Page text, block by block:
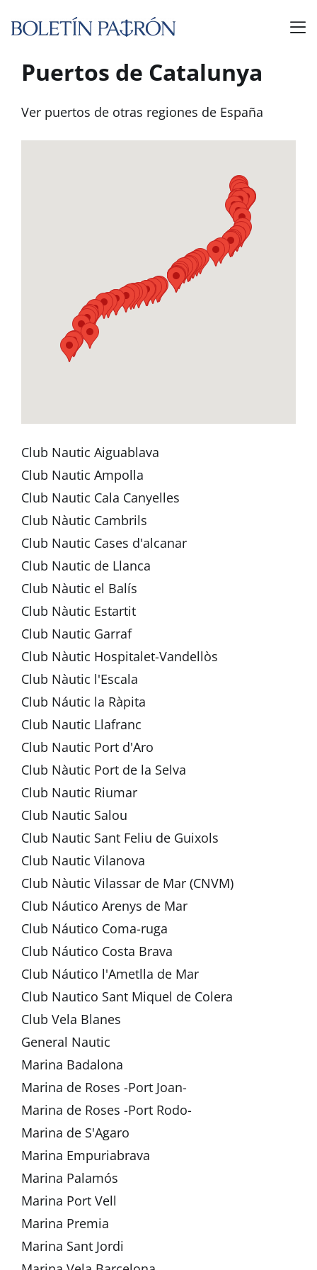
Puertos de Catalunya
Ver puertos de otras regiones de España
Club Nautic Aiguablava
Club Nautic Ampolla
Club Nautic Cala Canyelles
Club Nàutic Cambrils
Club Nautic Cases d'alcanar
Club Nautic de Llanca
Club Nàutic el Balís
Club Nàutic Estartit
Club Nautic Garraf
Club Nàutic Hospitalet-Vandellòs
Club Nàutic l'Escala
Club Náutic la Ràpita
Club Nautic Llafranc
Club Nautic Port d'Aro
Club Nàutic Port de la Selva
Club Nautic Riumar
Club Nautic Salou
Club Nautic Sant Feliu de Guixols
Club Nautic Vilanova
Club Nàutic Vilassar de Mar (CNVM)
Club Náutico Arenys de Mar
Club Náutico Coma-ruga
Club Náutico Costa Brava
Club Náutico l'Ametlla de Mar
Club Nautico Sant Miquel de Colera
Club Vela Blanes
General Nautic
Marina Badalona
Marina de Roses -Port Joan-
Marina de Roses -Port Rodo-
Marina de S'Agaro
Marina Empuriabrava
Marina Palamós
Marina Port Vell
Marina Premia
Marina Sant Jordi